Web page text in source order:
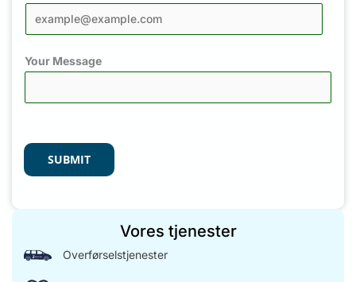
Your Message
SUBMIT
Vores tjenester
Overførselstjenester